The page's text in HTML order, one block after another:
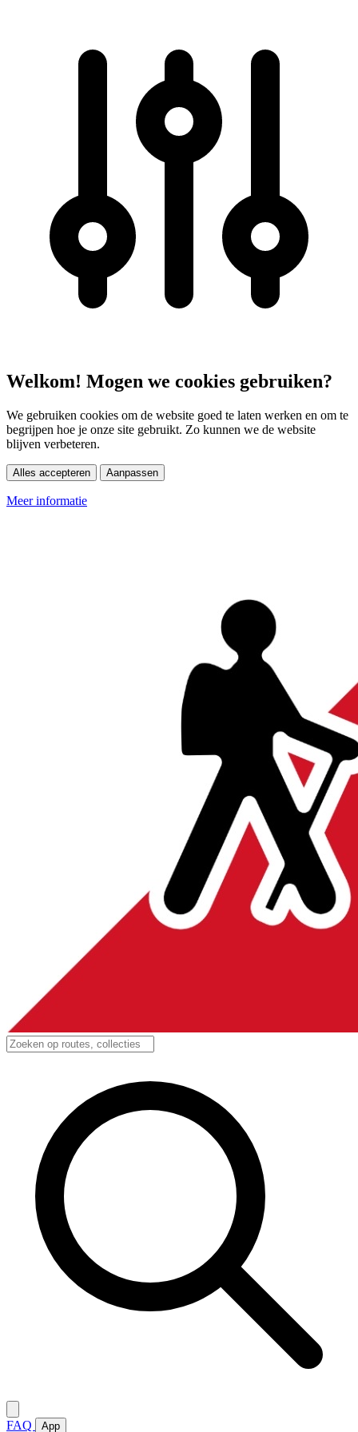
Welkom! Mogen we cookies gebruiken?
We gebruiken cookies om de website goed te laten werken en om te
begrijpen hoe je onze site gebruikt. Zo kunnen we de website
blijven verbeteren.
Alles accepteren Aanpassen
Meer informatie
FAQ App